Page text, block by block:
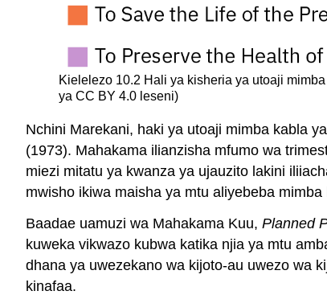
Kielelezo 10.2 Hali ya kisheria ya utoaji
ya CC BY 4.0 leseni)
Nchini Marekani, haki ya utoaji mimba kabla
(1973). Mahakama ilianzisha mfumo wa
miezi mitatu ya kwanza ya ujauzito lakini
mwisho ikiwa maisha ya mtu aliyebeba
Baadae uamuzi wa Mahakama Kuu, Planned
kuweka vikwazo kubwa katika njia ya mtu
dhana ya uwezekano wa kijoto-au uwezo wa
kinafaa.